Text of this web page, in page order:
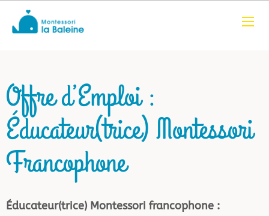
Offre d’Emploi :
Éducateur(trice) Montessori
Francophone
Éducateur(trice) Montessori francophone :